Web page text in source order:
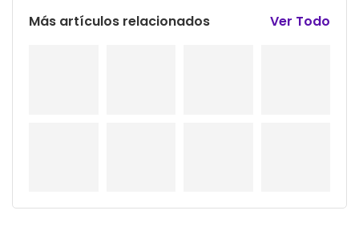
Más artículos relacionados Ver Todo